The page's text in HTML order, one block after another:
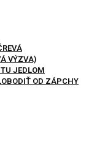
VÝZVA)
JEDLOM
OD ZÁPCHY